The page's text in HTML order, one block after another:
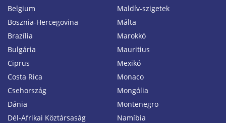
Belgium
Bosznia-Hercegovina
Brazília
Bulgária
Ciprus
Costa Rica
Csehország
Dánia
Dél-Afrikai Köztársaság
Maldív-szigetek
Málta
Marokkó
Mauritius
Mexikó
Monaco
Mongólia
Montenegro
Namíbia